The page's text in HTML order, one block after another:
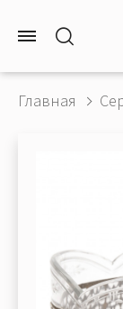
Главная